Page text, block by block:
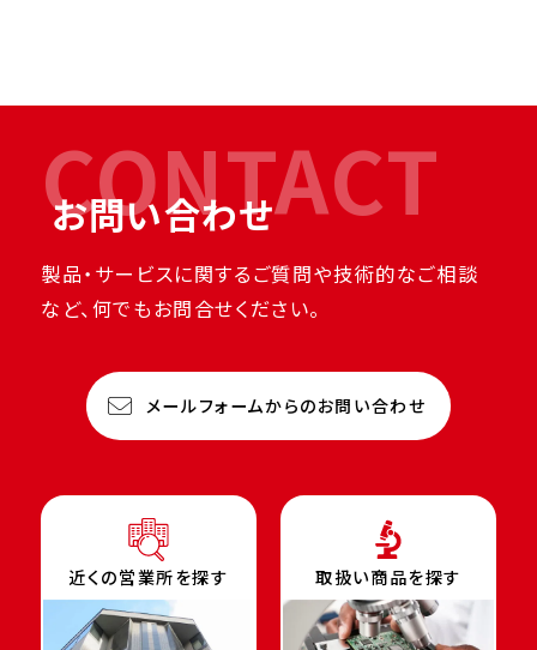
CONTACT
お問い合わせ
製品・サービスに関するご質問や技術的なご相談
など、何でもお問合せください。
メールフォームからのお問い合わせ
近くの営業所を探す 取扱い商品を探す